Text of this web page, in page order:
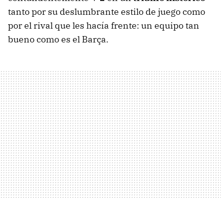
tanto por su deslumbrante estilo de juego como
por el rival que les hacía frente: un equipo tan
bueno como es el Barça.